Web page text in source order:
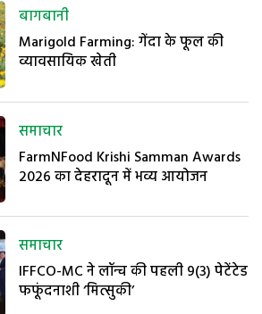
बागबानी
Marigold Farming: गेंदा के फूल की
व्यावसायिक खेती
समाचार
FarmNFood Krishi Samman Awards
2026 का देहरादून में भव्य आयोजन
समाचार
IFFCO-MC ने लॉन्च की पहली 9(3) पेटेंटेड
फफूंदनाशी ‘मित्सुकी’